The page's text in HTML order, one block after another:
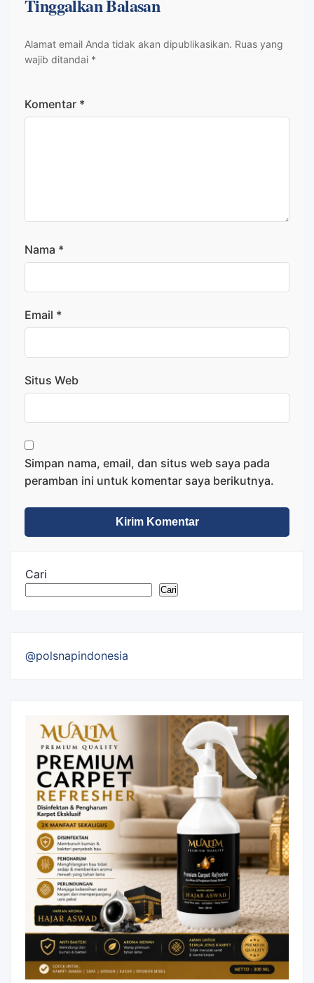
Tinggalkan Balasan
Alamat email Anda tidak akan dipublikasikan. Ruas yang
wajib ditandai *
Komentar *
Nama *
Email *
Situs Web
Simpan nama, email, dan situs web saya pada
peramban ini untuk komentar saya berikutnya.
Cari
Cari
@polsnapindonesia